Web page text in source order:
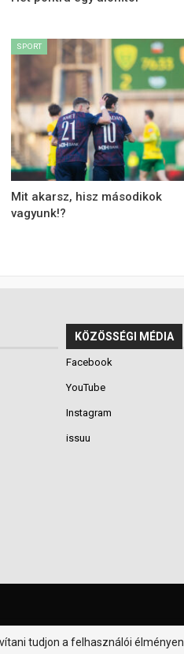
SPORT
Mit akarsz, hisz másodikok
vagyunk!?
KÖZÖSSÉGI MÉDIA
Facebook
YouTube
Instagram
issuu
tudjon a felhasználói élményen.